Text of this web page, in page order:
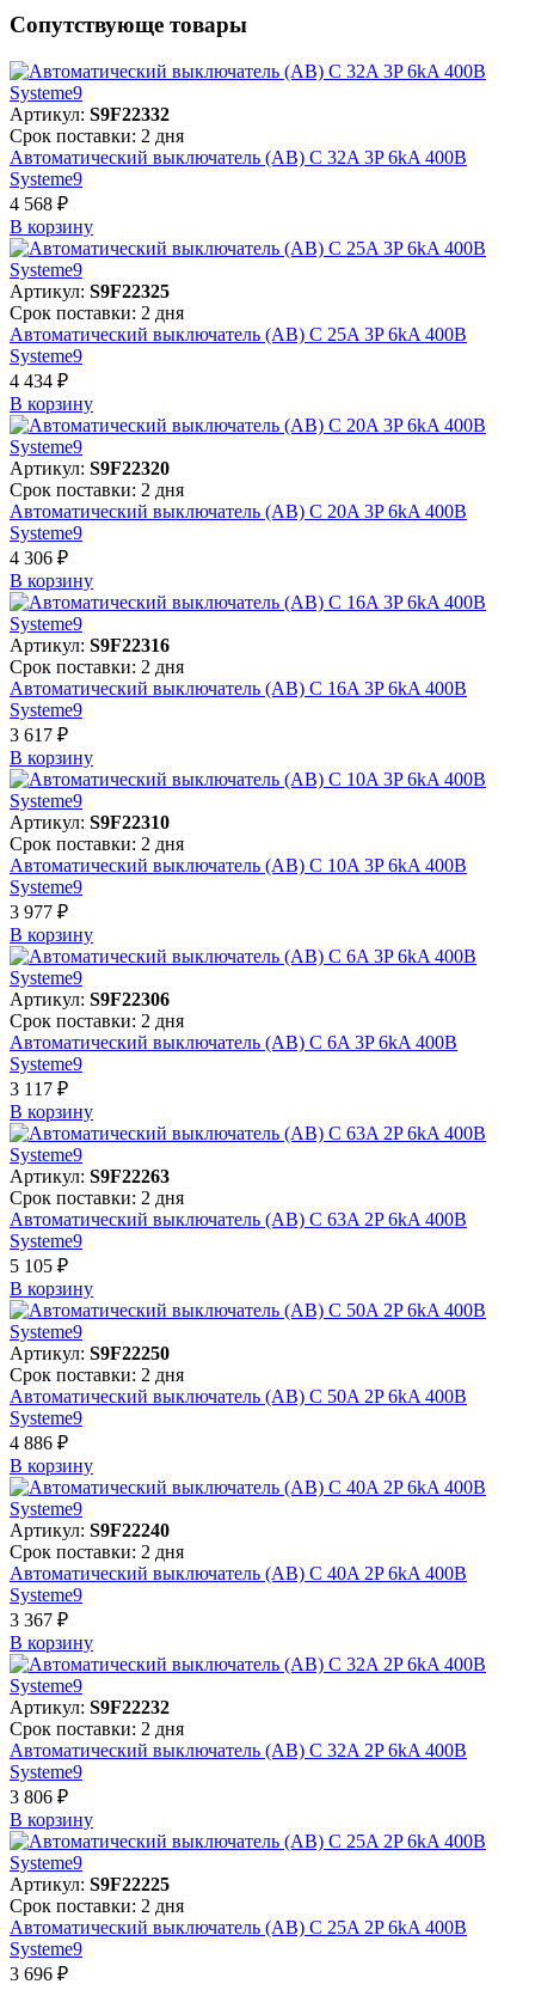
Сопутствующе товары
Артикул: S9F22332
Срок поставки: 2 дня
Автоматический выключатель (АВ) C 32A 3P 6kA 400В
Systeme9
4 568 ₽
В корзинy
Артикул: S9F22325
Срок поставки: 2 дня
Автоматический выключатель (АВ) C 25A 3P 6kA 400В
Systeme9
4 434 ₽
В корзинy
Артикул: S9F22320
Срок поставки: 2 дня
Автоматический выключатель (АВ) C 20A 3P 6kA 400В
Systeme9
4 306 ₽
В корзинy
Артикул: S9F22316
Срок поставки: 2 дня
Автоматический выключатель (АВ) C 16A 3P 6kA 400В
Systeme9
3 617 ₽
В корзинy
Артикул: S9F22310
Срок поставки: 2 дня
Автоматический выключатель (АВ) C 10A 3P 6kA 400В
Systeme9
3 977 ₽
В корзинy
Артикул: S9F22306
Срок поставки: 2 дня
Автоматический выключатель (АВ) C 6A 3P 6kA 400В
Systeme9
3 117 ₽
В корзинy
Артикул: S9F22263
Срок поставки: 2 дня
Автоматический выключатель (АВ) C 63A 2P 6kA 400В
Systeme9
5 105 ₽
В корзинy
Артикул: S9F22250
Срок поставки: 2 дня
Автоматический выключатель (АВ) C 50A 2P 6kA 400В
Systeme9
4 886 ₽
В корзинy
Артикул: S9F22240
Срок поставки: 2 дня
Автоматический выключатель (АВ) C 40A 2P 6kA 400В
Systeme9
3 367 ₽
В корзинy
Артикул: S9F22232
Срок поставки: 2 дня
Автоматический выключатель (АВ) C 32A 2P 6kA 400В
Systeme9
3 806 ₽
В корзинy
Артикул: S9F22225
Срок поставки: 2 дня
Автоматический выключатель (АВ) C 25A 2P 6kA 400В
Systeme9
3 696 ₽